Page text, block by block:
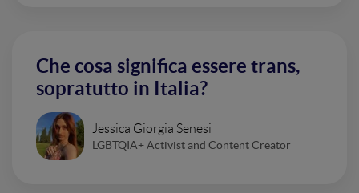
Che cosa significa essere trans,
sopratutto in Italia?
Jessica Giorgia Senesi
LGBTQIA+ Activist and Content Creator